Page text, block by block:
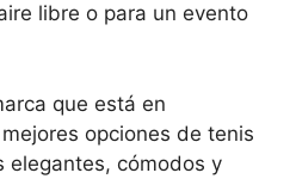
libre o para un evento
que está en
opciones de tenis
elegantes, cómodos y